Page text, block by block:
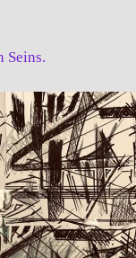
Seins.